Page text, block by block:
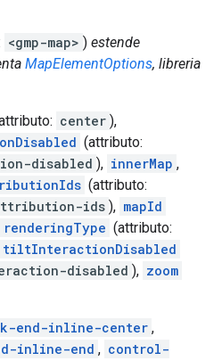
<gmp-map> ) estende
MapElementOptions, libreria
center ),
(attributo:
disabled ), innerMap ,
(attributo:
ids ), mapId
renderingType (attributo:
tiltInteractionDisabled
disabled ), zoom
end-inline-center ,
inline-end , control-